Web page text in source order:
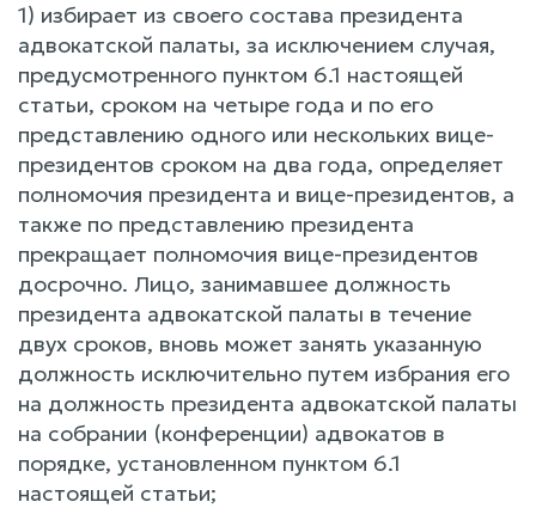
1) избирает из своего состава президента
адвокатской палаты, за исключением случая,
предусмотренного пунктом 6.1 настоящей
статьи, сроком на четыре года и по его
представлению одного или нескольких вице-
президентов сроком на два года, определяет
полномочия президента и вице-президентов, а
также по представлению президента
прекращает полномочия вице-президентов
досрочно. Лицо, занимавшее должность
президента адвокатской палаты в течение
двух сроков, вновь может занять указанную
должность исключительно путем избрания его
на должность президента адвокатской палаты
на собрании (конференции) адвокатов в
порядке, установленном пунктом 6.1
настоящей статьи;